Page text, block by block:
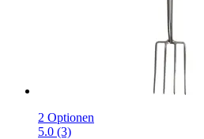
2 Optionen
5.0 (3)